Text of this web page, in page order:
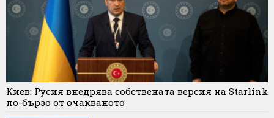
Киев: Русия внедрява собствената версия на Starlink
по-бързо от очакваното